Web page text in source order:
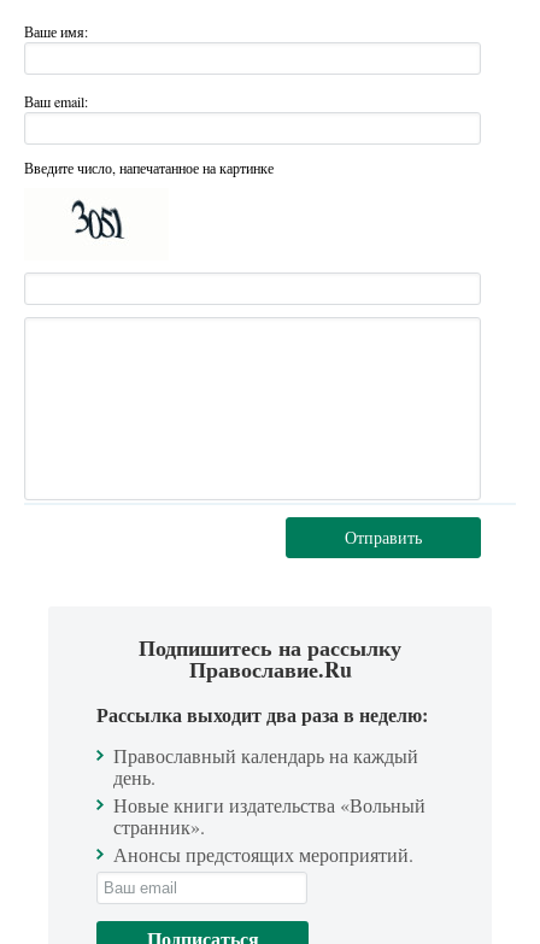
Ваше имя:
Ваш email:
Введите число, напечатанное на картинке
Отправить
Подпишитесь на рассылку
Православие.Ru
Рассылка выходит два раза в неделю:
Православный календарь на каждый
день.
Новые книги издательства «Вольный
странник».
Анонсы предстоящих мероприятий.